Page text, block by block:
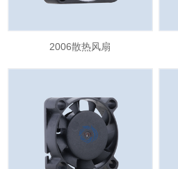
2006散热风扇